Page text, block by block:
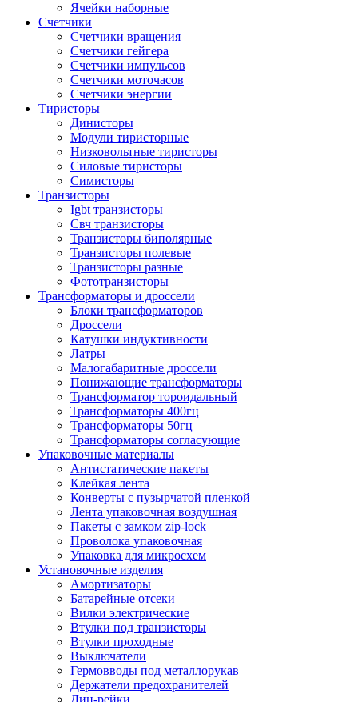
Ячейки наборные
Счетчики
Счетчики вращения
Счетчики гейгера
Счетчики импульсов
Счетчики моточасов
Счетчики энергии
Тиристоры
Динисторы
Модули тиристорные
Низковольтные тиристоры
Силовые тиристоры
Симисторы
Транзисторы
Igbt транзисторы
Свч транзисторы
Транзисторы биполярные
Транзисторы полевые
Транзисторы разные
Фототранзисторы
Трансформаторы и дроссели
Блоки трансформаторов
Дроссели
Катушки индуктивности
Латры
Малогабаритные дроссели
Понижающие трансформаторы
Трансформатор тороидальный
Трансформаторы 400гц
Трансформаторы 50гц
Трансформаторы согласующие
Упаковочные материалы
Антистатические пакеты
Клейкая лента
Конверты с пузырчатой пленкой
Лента упаковочная воздушная
Пакеты с замком zip-lock
Проволока упаковочная
Упаковка для микросхем
Установочные изделия
Амортизаторы
Батарейные отсеки
Вилки электрические
Втулки под транзисторы
Втулки проходные
Выключатели
Гермовводы под металлорукав
Держатели предохранителей
Дин-рейки